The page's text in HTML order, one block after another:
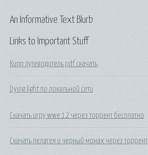
Links to Important Stuff
Кипр путеводитель pdf скачать
Dying light по локальной сети
Скачать игру wwe 12 через торрент бесплатно
Скачать пелагея и черный монах через торрент
An Informative Text Blurb